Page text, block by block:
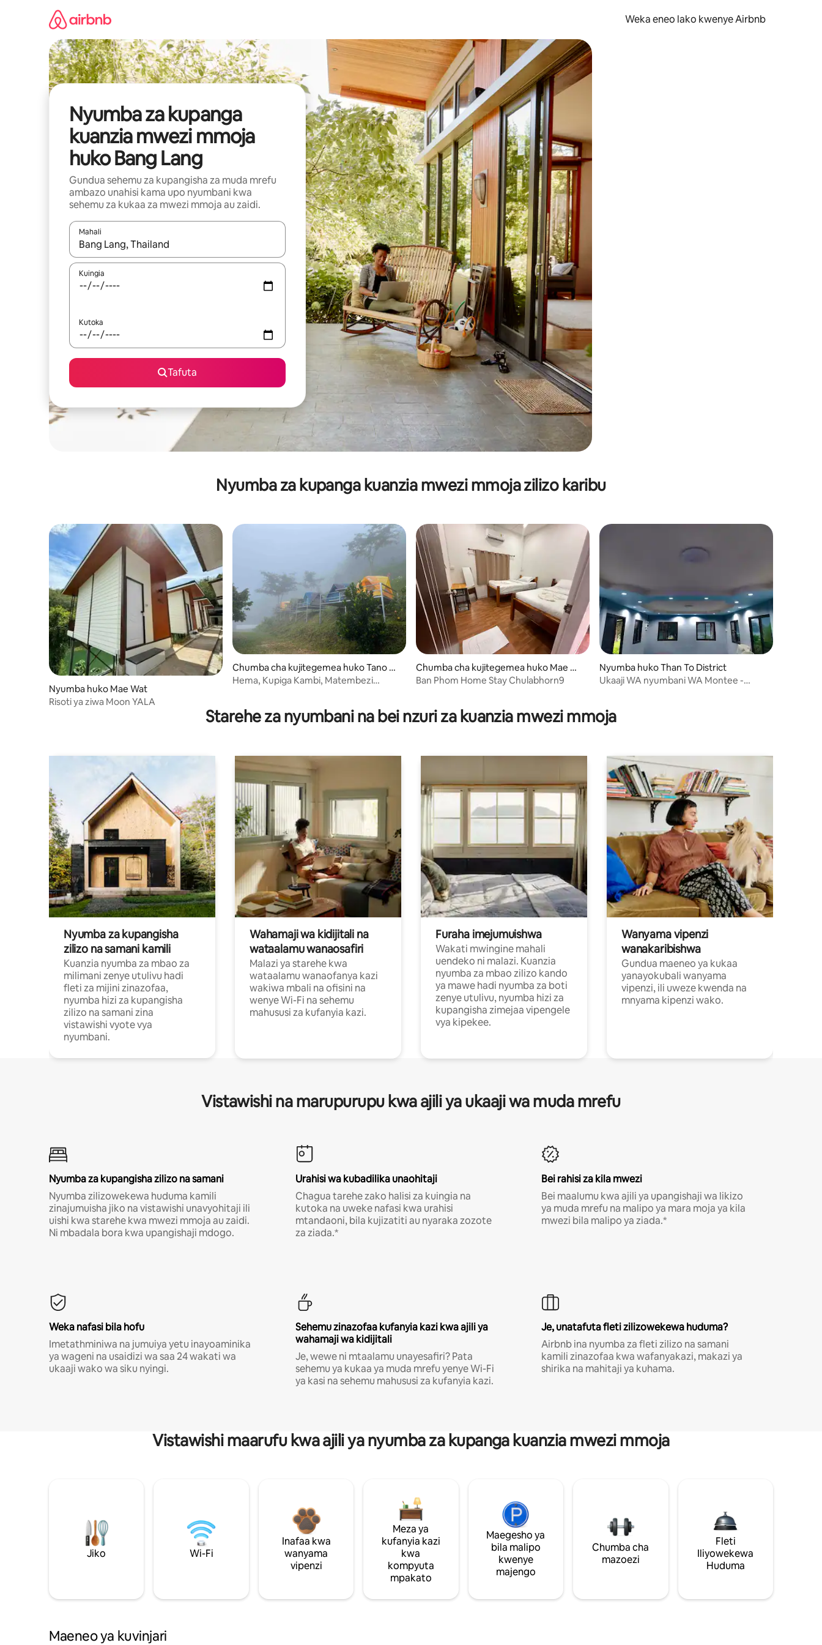
Weka eneo lako kwenye Airbnb
Nyumba za kupanga
kuanzia mwezi mmoja
huko Bang Lang
Gundua sehemu za kupangisha za muda mrefu
ambazo unahisi kama upo nyumbani kwa
sehemu za kukaa za mwezi mmoja au zaidi.
Mahali
Wakati matokeo yanapatikana, vinjari kwa kutumia vitufe vya vishale vya juu na chini au uchunguze kwa kugusa au kutelezesha kidole kwenye ishara.
Kuingia
Kutoka
Tafuta
Nyumba za kupanga kuanzia mwezi mmoja zilizo karibu
Nyumba huko Mae Wat
Risoti ya ziwa Moon YALA
Chumba cha kujitegemea huko Tano M
aero
Hema, Kupiga Kambi, Matembezi
Chumba cha kujitegemea huko Mae Wa
t
Ban Phom Home Stay Chulabhorn9
Nyumba huko Than To District
Ukaaji WA nyumbani WA Montee -
Starehe za nyumbani na bei nzuri za kuanzia mwezi mmoja
Nyumba za kupangisha
zilizo na samani kamili
Kuanzia nyumba za mbao za
milimani zenye utulivu hadi
fleti za mijini zinazofaa,
nyumba hizi za kupangisha
zilizo na samani zina
vistawishi vyote vya
nyumbani.
Wahamaji wa kidijitali na
wataalamu wanaosafiri
Malazi ya starehe kwa
wataalamu wanaofanya kazi
wakiwa mbali na ofisini na
wenye Wi-Fi na sehemu
mahususi za kufanyia kazi.
Furaha imejumuishwa
Wakati mwingine mahali
uendeko ni malazi. Kuanzia
nyumba za mbao zilizo kando
ya mawe hadi nyumba za boti
zenye utulivu, nyumba hizi za
kupangisha zimejaa vipengele
vya kipekee.
Wanyama vipenzi
wanakaribishwa
Gundua maeneo ya kukaa
yanayokubali wanyama
vipenzi, ili uweze kwenda na
mnyama kipenzi wako.
Vistawishi na marupurupu kwa ajili ya ukaaji wa muda mrefu
Nyumba za kupangisha zilizo na samani
Nyumba zilizowekewa huduma kamili
zinajumuisha jiko na vistawishi unavyohitaji ili
uishi kwa starehe kwa mwezi mmoja au zaidi.
Ni mbadala bora kwa upangishaji mdogo.
Urahisi wa kubadilika unaohitaji
Chagua tarehe zako halisi za kuingia na
kutoka na uweke nafasi kwa urahisi
mtandaoni, bila kujizatiti au nyaraka zozote
za ziada.*
Bei rahisi za kila mwezi
Bei maalumu kwa ajili ya upangishaji wa likizo
ya muda mrefu na malipo ya mara moja ya kila
mwezi bila malipo ya ziada.*
Weka nafasi bila hofu
Imetathminiwa na jumuiya yetu inayoaminika
ya wageni na usaidizi wa saa 24 wakati wa
ukaaji wako wa siku nyingi.
Sehemu zinazofaa kufanyia kazi kwa ajili ya
wahamaji wa kidijitali
Je, wewe ni mtaalamu unayesafiri? Pata
sehemu ya kukaa ya muda mrefu yenye Wi-Fi
ya kasi na sehemu mahususi za kufanyia kazi.
Je, unatafuta fleti zilizowekewa huduma?
Airbnb ina nyumba za fleti zilizo na samani
kamili zinazofaa kwa wafanyakazi, makazi ya
shirika na mahitaji ya kuhama.
Vistawishi maarufu kwa ajili ya nyumba za kupanga kuanzia mwezi mmoja
Jiko Wi-Fi
Inafaa kwa
wanyama
vipenzi
Meza ya
kufanyia kazi
kwa
kompyuta
mpakato
Maegesho ya
bila malipo
kwenye
majengo
Chumba cha
mazoezi
Fleti
Iliyowekewa
Huduma
Maeneo ya kuvinjari